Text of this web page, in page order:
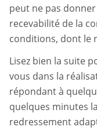
peut ne pas
recevabilité de la
conditions, dont le
Lisez bien la suite
vous dans la
répondant à
quelques minutes
redressement